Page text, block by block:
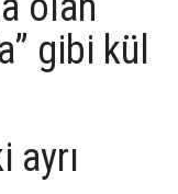
gibi kül
ayrı